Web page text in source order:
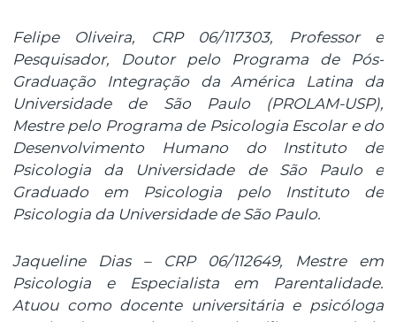
Felipe Oliveira, CRP 06/117303, Professor e
Pesquisador, Doutor pelo Programa de Pós-
Graduação Integração da América Latina da
Universidade de São Paulo (PROLAM-USP),
Mestre pelo Programa de Psicologia Escolar e do
Desenvolvimento Humano do Instituto de
Psicologia da Universidade de São Paulo e
Graduado em Psicologia pelo Instituto de
Psicologia da Universidade de São Paulo.
Jaqueline Dias – CRP 06/112649, Mestre em
Psicologia e Especialista em Parentalidade.
Atuou como docente universitária e psicóloga